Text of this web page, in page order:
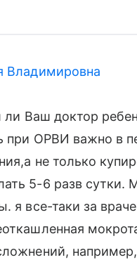
Владимировна
ли Ваш доктор
при ОРВИ важно в
не только
5-6 разв сутки.
я все-таки за